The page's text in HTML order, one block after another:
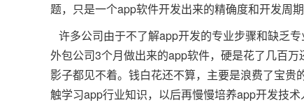
题，只是一个app软件开发出来的精确度和开发周期
许多公司由于不了解app开发的专业步骤和缺乏
外包公司3个月做出来的app软件，硬是花了几百
影子都见不着。钱白花还不算，主要是浪费了宝
触学习app行业知识，以后再慢慢培养app开发技术